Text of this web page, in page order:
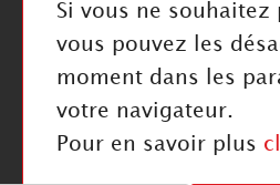
J'ai pris connaissance de la
NOUS SUIVRE
Si vous ne
vous pouvez les
moment dans les
votre navigateur.
Pour en savoir plus